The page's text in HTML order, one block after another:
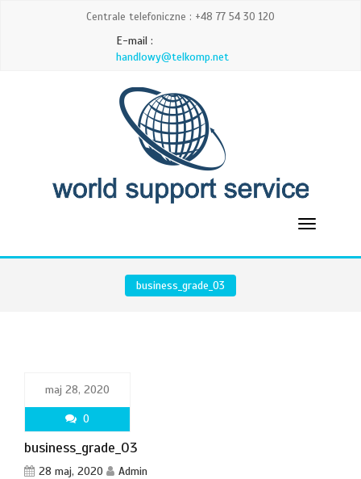
Centrale telefoniczne : +48 77 54 30 120
E-mail :
handlowy@telkomp.net
business_grade_03
maj 28, 2020
0
business_grade_03
28 maj, 2020 Admin